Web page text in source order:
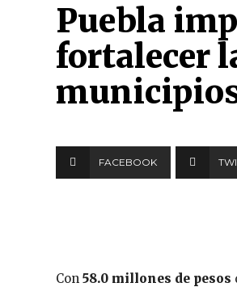
Puebla
fortalecer
FACEBOOK
Con 58.0 millones de pesos